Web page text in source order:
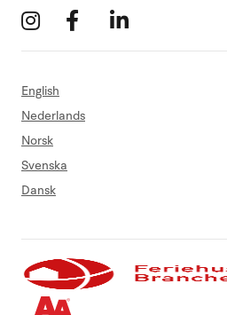
English
Nederlands
Norsk
Svenska
Dansk